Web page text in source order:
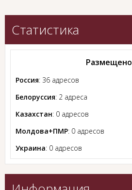
Статистика
Размещено
Россия: 36 адресов
Белоруссия: 2 адреса
Казахстан: 0 адресов
Молдова+ПМР: 0 адресов
Украина: 0 адресов